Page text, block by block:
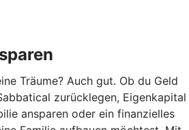
Träume? Auch gut. Ob du Geld
zurücklegen, Eigenkapital
ansparen oder ein finanzielles